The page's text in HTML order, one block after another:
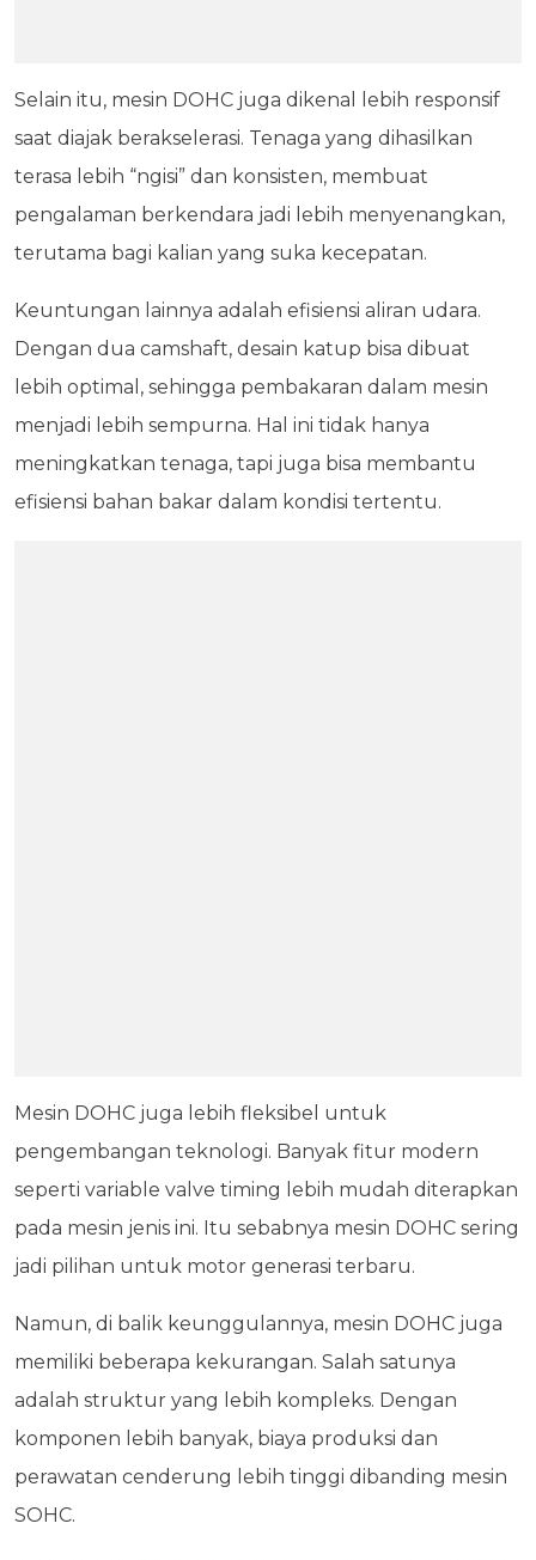
Selain itu, mesin DOHC juga dikenal lebih responsif
saat diajak berakselerasi. Tenaga yang dihasilkan
terasa lebih “ngisi” dan konsisten, membuat
pengalaman berkendara jadi lebih menyenangkan,
terutama bagi kalian yang suka kecepatan.
Keuntungan lainnya adalah efisiensi aliran udara.
Dengan dua camshaft, desain katup bisa dibuat
lebih optimal, sehingga pembakaran dalam mesin
menjadi lebih sempurna. Hal ini tidak hanya
meningkatkan tenaga, tapi juga bisa membantu
efisiensi bahan bakar dalam kondisi tertentu.
Mesin DOHC juga lebih fleksibel untuk
pengembangan teknologi. Banyak fitur modern
seperti variable valve timing lebih mudah diterapkan
pada mesin jenis ini. Itu sebabnya mesin DOHC sering
jadi pilihan untuk motor generasi terbaru.
Namun, di balik keunggulannya, mesin DOHC juga
memiliki beberapa kekurangan. Salah satunya
adalah struktur yang lebih kompleks. Dengan
komponen lebih banyak, biaya produksi dan
perawatan cenderung lebih tinggi dibanding mesin
SOHC.